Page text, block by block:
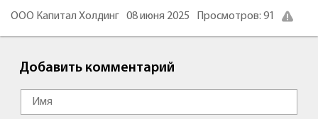
ООО Капитал Холдинг 08 июня 2025 Просмотров: 91
Добавить комментарий